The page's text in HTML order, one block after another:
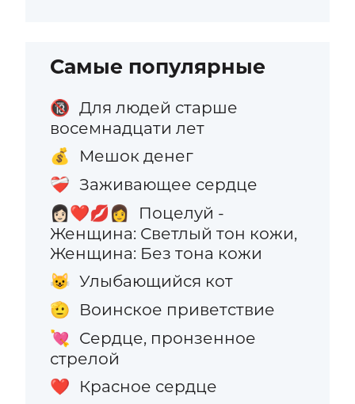
Самые популярные
🔞 Для людей старше
восемнадцати лет
💰 Мешок денег
❤️‍🩹 Заживающее сердце
👩🏻‍❤️‍💋‍👩
Поцелуй -
Женщина: Светлый тон кожи,
Женщина: Без тона кожи
😺 Улыбающийся кот
🫡 Воинское приветствие
💘 Сердце, пронзенное
стрелой
❤️ Красное сердце